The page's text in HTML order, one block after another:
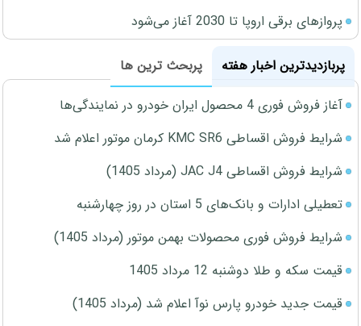
پروازهای برقی اروپا تا 2030 آغاز می‌شود
پربازدیدترین اخبار هفته
پربحث ترین ها
آغاز فروش فوری 4 محصول ایران خودرو در نمایندگی‌ها
شرایط فروش اقساطی KMC SR6 کرمان موتور اعلام شد
شرایط فروش اقساطی JAC J4 (مرداد 1405)
تعطیلی ادارات و بانک‌های 5 استان در روز چهارشنبه
شرایط فروش فوری محصولات بهمن موتور (مرداد 1405)
قیمت سکه و طلا دوشنبه 12 مرداد 1405
قیمت جدید خودرو پارس نوآ اعلام شد (مرداد 1405)